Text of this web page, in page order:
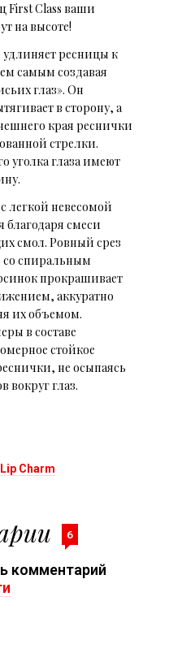
First Class ваши
на высоте!
ресницы к
самым создавая
глаз». Он
в сторону, а
края реснички
стрелки.
уголка глаза имеют
легкой невесомой
благодаря смеси
смол. Ровный срез
спиральным
прокрашивает
аккуратно
их объемом.
в составе
стойкое
не осыпаясь
вокруг глаз.
Charm
6
комментарий